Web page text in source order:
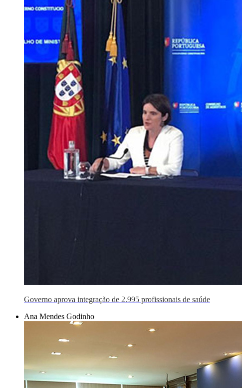
Governo aprova integração de 2.995 profissionais de saúde
Ana Mendes Godinho